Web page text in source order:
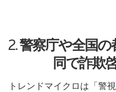
2. 警察庁や全国
同で詐欺
トレンドマイクロは「警